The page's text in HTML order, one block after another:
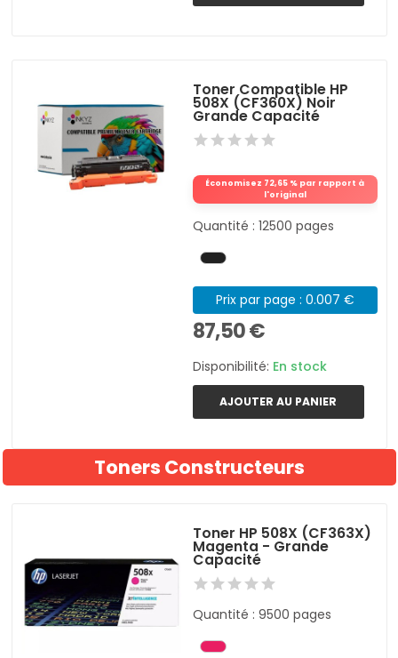
Toner Compatible HP
508X (CF360X) Noir
Grande Capacité
Économisez 72,65 % par rapport à
l'original
Quantité : 12500 pages
Prix par page : 0.007 €
87,50 €
Disponibilité: En stock
AJOUTER AU PANIER
Toners Constructeurs
Toner HP 508X (CF363X)
Magenta - Grande
Capacité
Quantité : 9500 pages